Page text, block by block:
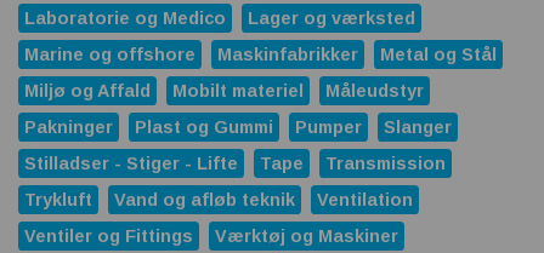
Laboratorie og Medico
Lager og værksted
Marine og offshore
Maskinfabrikker
Metal og Stål
Miljø og Affald
Mobilt materiel
Måleudstyr
Pakninger
Plast og Gummi Pumper
Slanger
Stilladser - Stiger - Lifte
Tape
Transmission
Trykluft
Vand og afløb teknik
Ventilation
Ventiler og Fittings
Værktøj og Maskiner